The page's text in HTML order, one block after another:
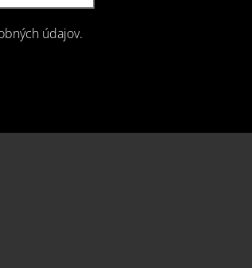
údajov.